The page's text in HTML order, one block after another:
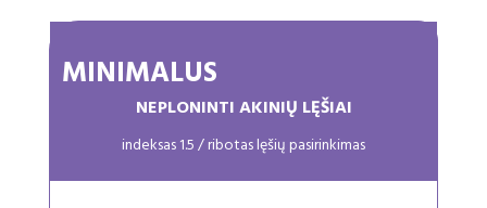
MINIMALUS
NEPLONINTI AKINIŲ LĘŠIAI
indeksas 1.5 / ribotas lęšių pasirinkimas